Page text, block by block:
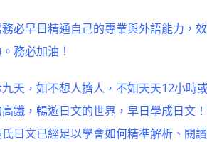
必早日精通自己的專業與外語能力，
務必加油！
天，如不想人擠人，不如天天12小時
鐵，暢遊日文的世界，早日學成日文
日文已經足以學會如何精準解析、閱